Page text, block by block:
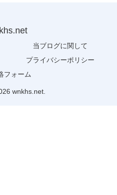
当ブログに関して
プライバシーポリシー
フォーム
wnkhs.net.